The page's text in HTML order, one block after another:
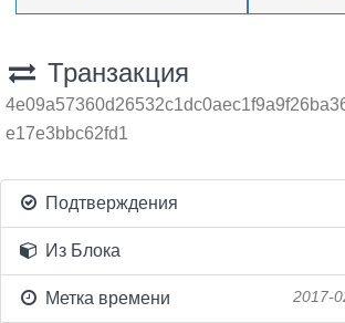
Транзакция
e17e3bbc62fd1
Подтверждения
Из Блока
Метка времени 2017-